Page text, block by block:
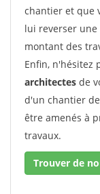
chantier et que
lui reverser une
montant des
Enfin, n'hésitez
architectes de
d'un chantier
être amenés à
travaux.
Trouver de